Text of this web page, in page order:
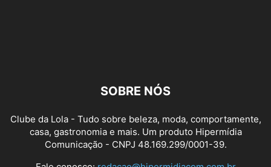
SOBRE NÓS
Clube da Lola - Tudo sobre beleza, moda, comportamente,
casa, gastronomia e mais. Um produto Hipermídia
Comunicação - CNPJ 48.169.299/0001-39.